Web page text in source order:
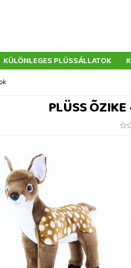
KÜLÖNLEGES PLÜSSÁLLATOK
PLÜSS